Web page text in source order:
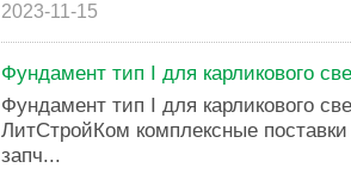
2023-11-15
Фундамент тип I для карликового
Фундамент тип I для карликового
ЛитСтройКом комплексные
запч...